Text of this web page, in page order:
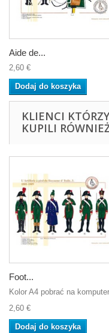
Aide de...
2,60 €
Dodaj do koszyka
KLIENCI
KUPILI
Foot...
Kolor A4 pobrać na
2,60 €
Dodaj do koszyka